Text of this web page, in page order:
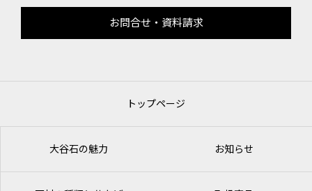
お問合せ・資料請求
トップページ
大谷石の魅力 お知らせ